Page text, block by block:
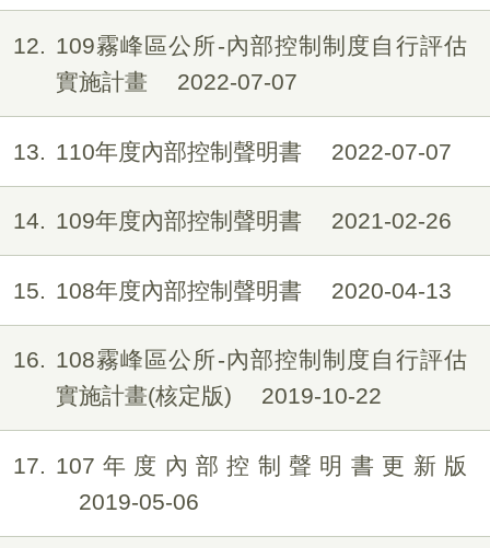
12
109霧峰區公所-內部控制制度自行評估
實施計畫
2022-07-07
13 110年度內部控制聲明書 2022-07-07
14 109年度內部控制聲明書 2021-02-26
15 108年度內部控制聲明書 2020-04-13
16
108霧峰區公所-內部控制制度自行評估
實施計畫(核定版)
2019-10-22
17
107年度內部控制聲明書更新版
2019-05-06